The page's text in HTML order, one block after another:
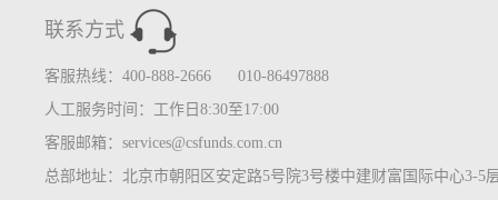
联系方式
客服热线：400-888-2666 010-86497888
人工服务时间：工作日8:30至17:00
客服邮箱：services@csfunds.com.cn
总部地址：北京市朝阳区安定路5号院3号楼中建财富国际中心3-5